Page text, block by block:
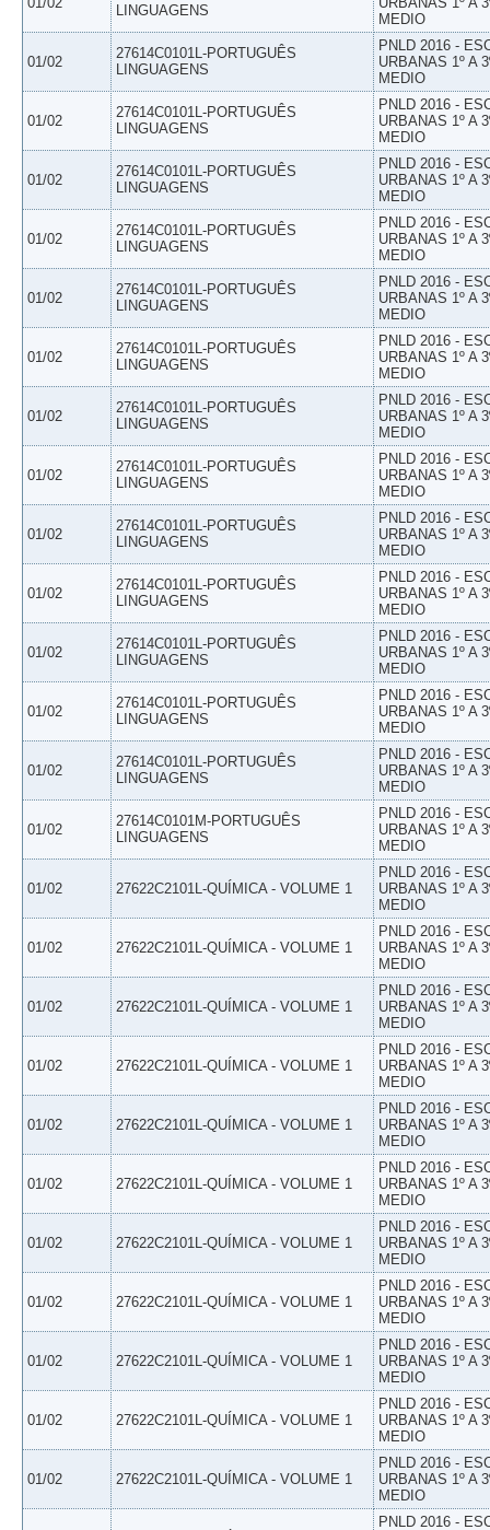
LINGUAGENS
MEDIO
01/02
27614C0101L-PORTUGUÊS
LINGUAGENS
PNLD 2016 -
URBANAS 1º A
MEDIO
01/02
27614C0101L-PORTUGUÊS
LINGUAGENS
PNLD 2016 -
URBANAS 1º A
MEDIO
01/02
27614C0101L-PORTUGUÊS
LINGUAGENS
PNLD 2016 -
URBANAS 1º A
MEDIO
01/02
27614C0101L-PORTUGUÊS
LINGUAGENS
PNLD 2016 -
URBANAS 1º A
MEDIO
01/02
27614C0101L-PORTUGUÊS
LINGUAGENS
PNLD 2016 -
URBANAS 1º A
MEDIO
01/02
27614C0101L-PORTUGUÊS
LINGUAGENS
PNLD 2016 -
URBANAS 1º A
MEDIO
01/02
27614C0101L-PORTUGUÊS
LINGUAGENS
PNLD 2016 -
URBANAS 1º A
MEDIO
01/02
27614C0101L-PORTUGUÊS
LINGUAGENS
PNLD 2016 -
URBANAS 1º A
MEDIO
01/02
27614C0101L-PORTUGUÊS
LINGUAGENS
PNLD 2016 -
URBANAS 1º A
MEDIO
01/02
27614C0101L-PORTUGUÊS
LINGUAGENS
PNLD 2016 -
URBANAS 1º A
MEDIO
01/02
27614C0101L-PORTUGUÊS
LINGUAGENS
PNLD 2016 -
URBANAS 1º A
MEDIO
01/02
27614C0101L-PORTUGUÊS
LINGUAGENS
PNLD 2016 -
URBANAS 1º A
MEDIO
01/02
27614C0101L-PORTUGUÊS
LINGUAGENS
PNLD 2016 -
URBANAS 1º A
MEDIO
01/02
27614C0101M-PORTUGUÊS
LINGUAGENS
PNLD 2016 -
URBANAS 1º A
MEDIO
01/02 27622C2101L-QUÍMICA - VOLUME 1
PNLD 2016 -
URBANAS 1º A
MEDIO
01/02 27622C2101L-QUÍMICA - VOLUME 1
PNLD 2016 -
URBANAS 1º A
MEDIO
01/02 27622C2101L-QUÍMICA - VOLUME 1
PNLD 2016 -
URBANAS 1º A
MEDIO
01/02 27622C2101L-QUÍMICA - VOLUME 1
PNLD 2016 -
URBANAS 1º A
MEDIO
01/02 27622C2101L-QUÍMICA - VOLUME 1
PNLD 2016 -
URBANAS 1º A
MEDIO
01/02 27622C2101L-QUÍMICA - VOLUME 1
PNLD 2016 -
URBANAS 1º A
MEDIO
01/02 27622C2101L-QUÍMICA - VOLUME 1
PNLD 2016 -
URBANAS 1º A
MEDIO
01/02 27622C2101L-QUÍMICA - VOLUME 1
PNLD 2016 -
URBANAS 1º A
MEDIO
01/02 27622C2101L-QUÍMICA - VOLUME 1
PNLD 2016 -
URBANAS 1º A
MEDIO
01/02 27622C2101L-QUÍMICA - VOLUME 1
PNLD 2016 -
URBANAS 1º A
MEDIO
01/02 27622C2101L-QUÍMICA - VOLUME 1
PNLD 2016 -
URBANAS 1º A
MEDIO
PNLD 2016 -